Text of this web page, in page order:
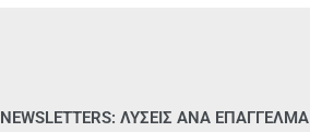
NEWSLETTERS: ΛΥΣΕΙΣ ΑΝΑ ΕΠΑΓΓΕΛΜΑ